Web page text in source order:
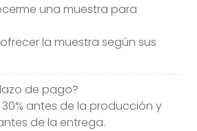
una muestra para
la muestra según sus
de pago?
antes de la producción y
de la entrega.